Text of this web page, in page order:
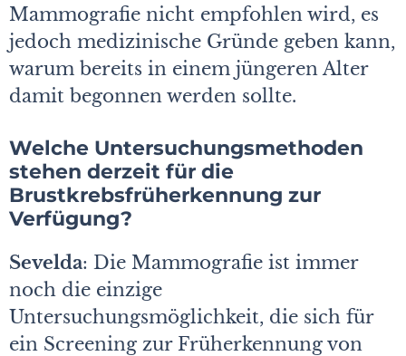
Mammografie nicht empfohlen wird, es
jedoch medizinische Gründe geben kann,
warum bereits in einem jüngeren Alter
damit begonnen werden sollte.
Welche Untersuchungsmethoden
stehen derzeit für die
Brustkrebsfrüherkennung zur
Verfügung?
Sevelda: Die Mammografie ist immer
noch die einzige
Untersuchungsmöglichkeit, die sich für
ein Screening zur Früh­erkennung von